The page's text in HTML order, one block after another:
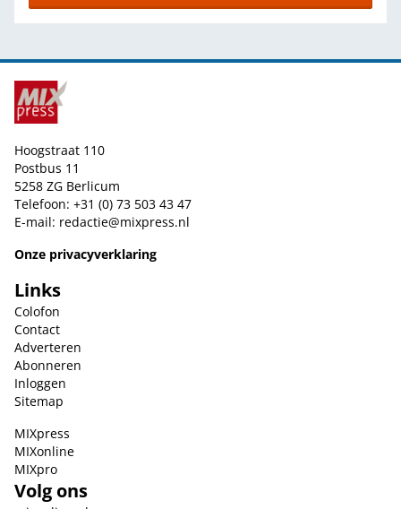
Hoogstraat 110
Postbus 11
5258 ZG Berlicum
Telefoon: +31 (0) 73 503 43 47
E-mail: redactie@mixpress.nl
Onze privacyverklaring
Links
Colofon
Contact
Adverteren
Abonneren
Inloggen
Sitemap
MIXpress
MIXonline
MIXpro
Volg ons